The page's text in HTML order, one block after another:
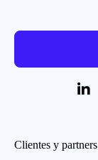
Clientes y partners